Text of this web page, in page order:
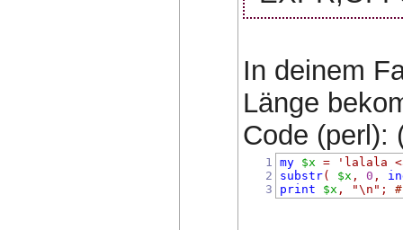
In deinem
Länge
Code (perl):
1
2
3
my $x =
'lalala
substr( $x , 0 ,
print
$x , "\n" ;